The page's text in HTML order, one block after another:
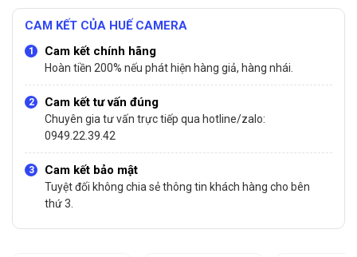
CAM KẾT CỦA HUẾ CAMERA
Cam kết chính hãng
Hoàn tiền 200% nếu phát hiện hàng giả, hàng nhái.
Cam kết tư vấn đúng
Chuyên gia tư vấn trực tiếp qua hotline/zalo:
0949.22.39.42
Cam kết bảo mật
Tuyệt đối không chia sẻ thông tin khách hàng cho bên
thứ 3.